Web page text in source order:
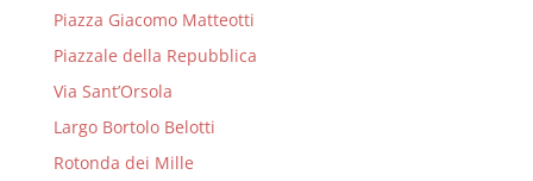
Piazza Giacomo Matteotti
Piazzale della Repubblica
Via Sant’Orsola
Largo Bortolo Belotti
Rotonda dei Mille